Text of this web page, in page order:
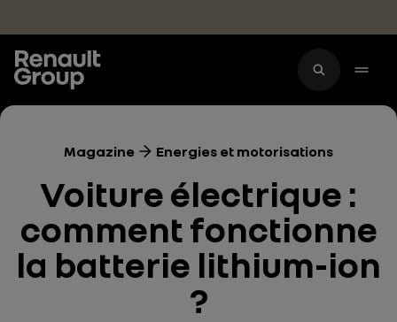
Magazine Energies et motorisations
Voiture électrique :
comment fonctionne
la batterie lithium-ion
?